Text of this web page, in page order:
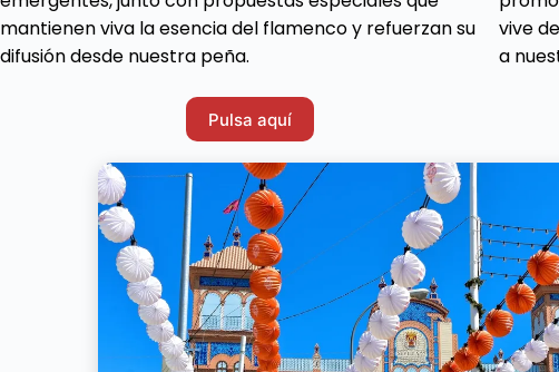
mantienen viva la esencia del flamenco y refuerzan su
difusión desde nuestra peña.
Pulsa aquí
vive
a